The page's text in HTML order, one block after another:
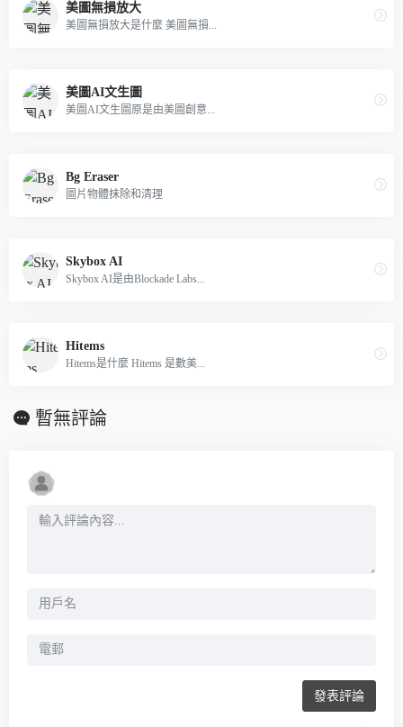
美圖無損放大
美圖無損放大是什麼 美圖無損...
美圖AI文生圖
美圖AI文生圖原是由美圖創意...
Bg Eraser
圖片物體抹除和清理
Skybox AI
Skybox AI是由Blockade Labs...
Hitems
Hitems是什麼 Hitems 是數美...
暫無評論
發表評論